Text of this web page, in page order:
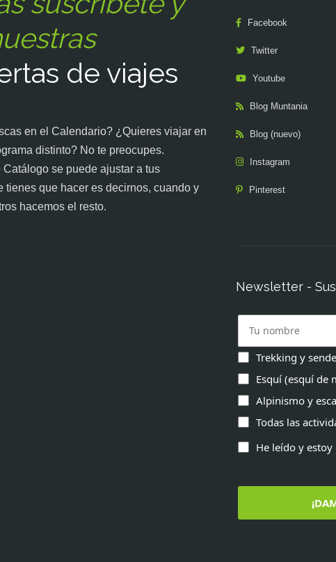
de viajes
en el Calendario? ¿Quieres viajar en
distinto? No te preocupes.
se puede ajustar a tus
tienes que hacer es decirnos, cuando y
hacemos el resto.
Facebook
Twitter
Youtube
Blog Muntania
Blog (nuevo)
Instagram
Pinterest
Newsletter -
Trekking y
Esquí (esquí de
Alpinismo y
Todas las
He leído y